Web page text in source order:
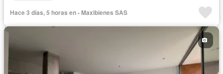
Hace 3 días, 5 horas en - Maxibienes SAS